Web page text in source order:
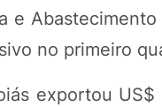
e
no primeiro
exportou